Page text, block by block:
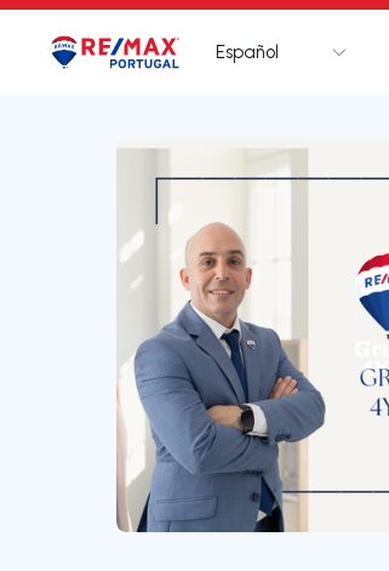
LogotipoIr a la página de inicio
Español